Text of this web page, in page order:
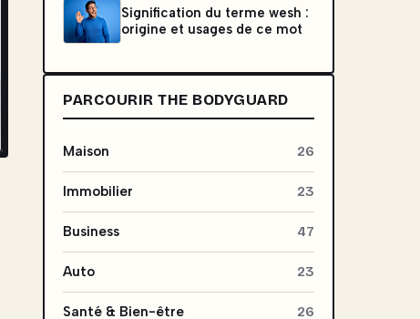
Signification du terme wesh :
origine et usages de ce mot
PARCOURIR THE BODYGUARD
Maison 26
Immobilier 23
Business 47
Auto 23
Santé & Bien-être 26